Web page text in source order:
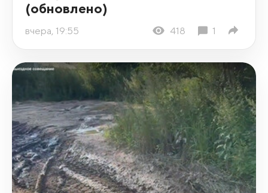
(обновлено)
вчера, 19:55 418 1